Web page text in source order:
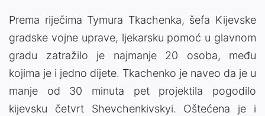
Prema riječima Tymura Tkachenka, šefa Kijevske
gradske vojne uprave, ljekarsku pomoć u glavnom
gradu zatražilo je najmanje 20 osoba, među
kojima je i jedno dijete. Tkachenko je naveo da je u
manje od 30 minuta pet projektila pogodilo
kijevsku četvrt Shevchenkivskyi. Oštećena je i